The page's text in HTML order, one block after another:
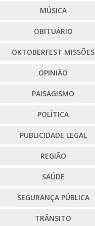
MÚSICA
OBITUÁRIO
OKTOBERFEST MISSÕES
OPINIÃO
PAISAGISMO
POLÍTICA
PUBLICIDADE LEGAL
REGIÃO
SAÚDE
SEGURANÇA PÚBLICA
TRÂNSITO